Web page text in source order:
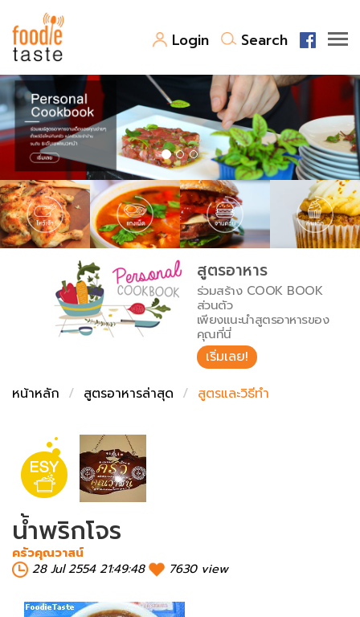
Login Search
สูตรอาหาร
สูตรอาหารล่าสุด
Top Foodie
พาไปชิม
สารพันก้นครัว
เคล็ดลับน่ารู้
เปรียบเทียบหน่วยการตวง
เปรียบเทียบอุณหภูมิ
เปรียบเทียบน้ำหนักวัตถุดิบ
FoodPedia
สร้าง Cookbook
สูตรอาหาร
ร่วมสร้าง COOK BOOK
ส่วนตัว
เพียงแนะนำสูตรอาหารของ
คุณที่นี่
เริ่มเลย!
หน้าหลัก
สูตรอาหารล่าสุด สูตรและวิธีทำ
น้ำพริกโจร
ครัวคุณวาสน์
28 Jul 2554 21:49:48
7630 view